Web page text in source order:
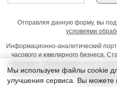
Отправляя данную форму, вы
условиями
Информационно-аналитический
часового и ювелирного бизнеса.
ежедневно обновляемая лента
презентаций, on-line
часовщиков
Мы используем файлы cookie
улучшения сервиса. Вы можете